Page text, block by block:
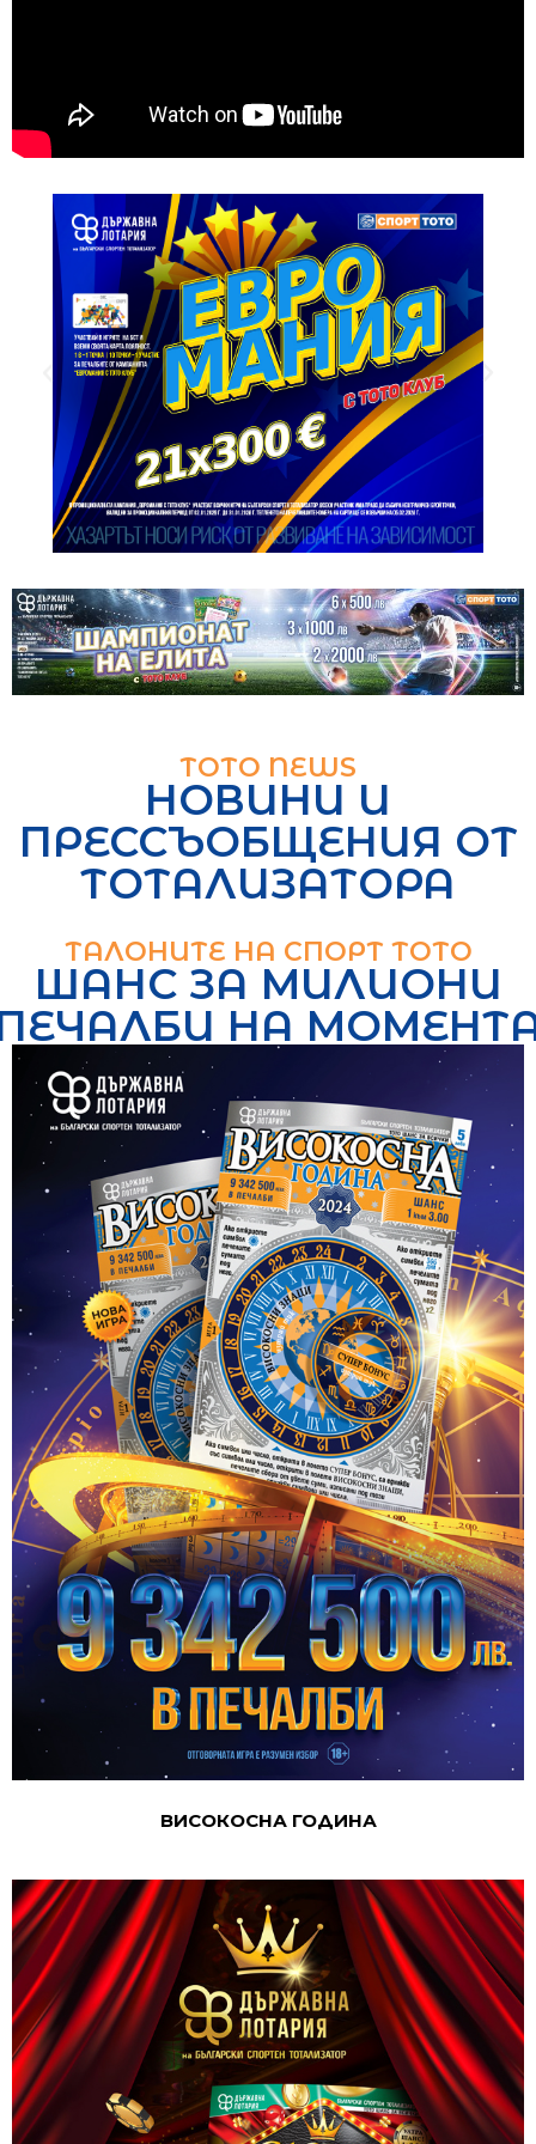
ТОТО NEWS
НОВИНИ И
ПРЕССЪОБЩЕНИЯ ОТ
ТОТАЛИЗАТОРА
ТАЛОНИТЕ НА СПОРТ ТОТО
ШАНС ЗА МИЛИОНИ
НА
ВИСОКОСНА ГОДИНА